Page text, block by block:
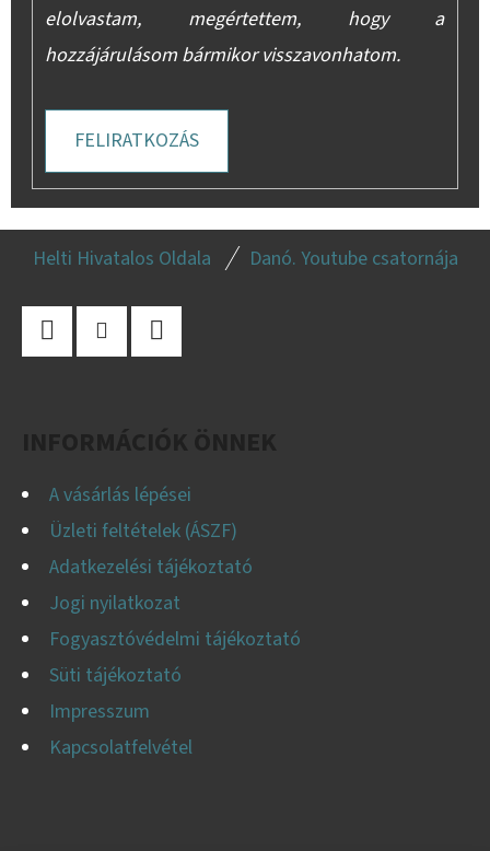
elolvastam, megértettem, hogy a
hozzájárulásom bármikor visszavonhatom.
FELIRATKOZÁS
Helti Hivatalos Oldala Danó. Youtube csatornája
A vásárlás lépései
Üzleti feltételek (ÁSZF)
Adatkezelési tájékoztató
Jogi nyilatkozat
Fogyasztóvédelmi tájékoztató
Süti tájékoztató
Impresszum
Kapcsolatfelvétel